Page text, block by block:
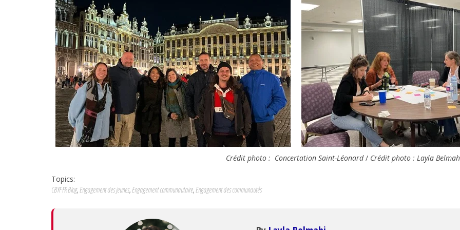
Crédit photo : Concertation Saint-Léonard/ Crédit photo : Layla
Topics:
CBYF FR Blog,Engagement des jeunes,Engagement communautaire,Engagement des communautés